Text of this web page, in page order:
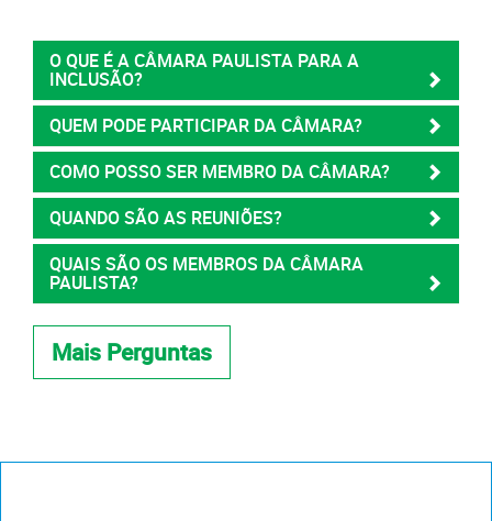
O QUE É A CÂMARA PAULISTA PARA A
INCLUSÃO?
QUEM PODE PARTICIPAR DA CÂMARA?
COMO POSSO SER MEMBRO DA CÂMARA?
QUANDO SÃO AS REUNIÕES?
QUAIS SÃO OS MEMBROS DA CÂMARA
PAULISTA?
Mais Perguntas